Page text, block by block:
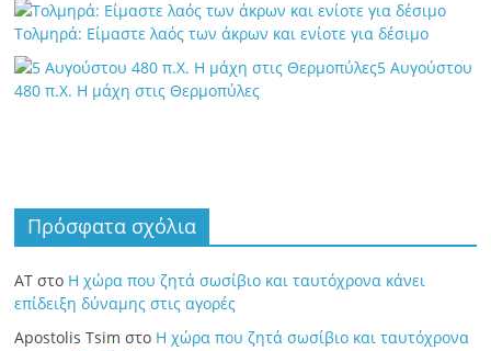
Τολμηρά: Είμαστε λαός των άκρων και ενίοτε για δέσιμο
5 Αυγούστου
480 π.Χ. Η μάχη στις Θερμοπύλες
Πρόσφατα σχόλια
ΑΤ στο Η χώρα που ζητά σωσίβιο και ταυτόχρονα κάνει
επίδειξη δύναμης στις αγορές
Apostolis Tsim στο Η χώρα που ζητά σωσίβιο και ταυτόχρονα